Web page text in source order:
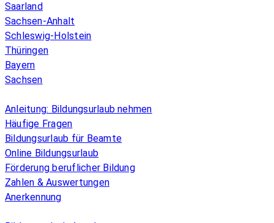
Saarland
Sachsen-Anhalt
Schleswig-Holstein
Thüringen
Bayern
Sachsen
Anleitung: Bildungsurlaub nehmen
Häufige Fragen
Bildungsurlaub für Beamte
Online Bildungsurlaub
Förderung beruflicher Bildung
Zahlen & Auswertungen
Anerkennung